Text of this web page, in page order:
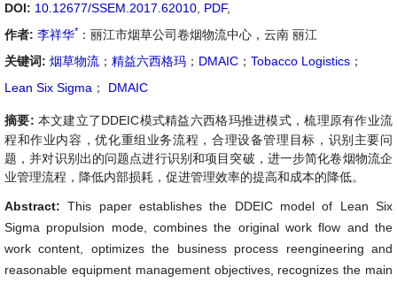
DOI: 10.12677/SSEM.2017.62010 PDF,
作者: 李祥华* ：丽江市烟草公司卷烟物流中心，云南 丽江
关键词: 烟草物流 ； 精益六西格玛 ； DMAIC ； Tobacco Logistics ；
Lean Six Sigma ； DMAIC
摘要: 本文建立了DDEIC模式精益六西格玛推进模式，梳理原有作业流
程和作业内容，优化重组业务流程，合理设备管理目标，识别主要问
题，并对识别出的问题点进行识别和项目突破，进一步简化卷烟物流企
业管理流程，降低内部损耗，促进管理效率的提高和成本的降低。
Abstract:This paper establishes the DDEIC model of Lean Six
Sigma propulsion mode, combines the original work flow and the
work content, optimizes the business process reengineering and
reasonable equipment management objectives, recognizes the main